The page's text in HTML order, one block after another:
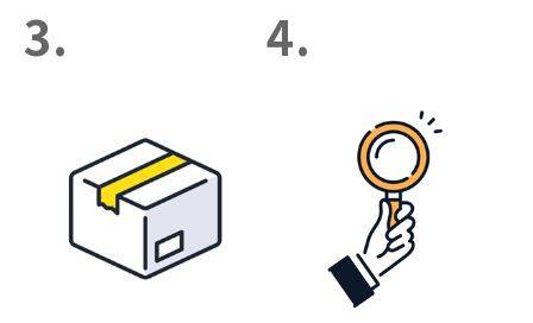
3. 4.